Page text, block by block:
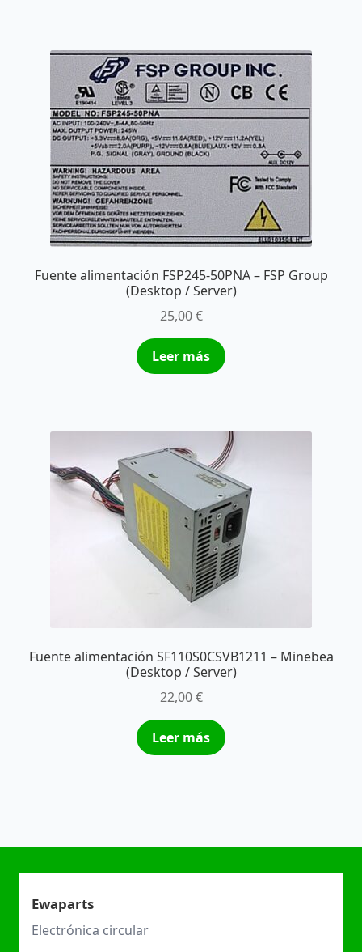
Fuente alimentación FSP245-50PNA – FSP Group
(Desktop / Server)
25,00€
Leer más
Fuente alimentación SF110S0CSVB1211 – Minebea
(Desktop / Server)
22,00€
Leer más
Ewaparts
Electrónica circular